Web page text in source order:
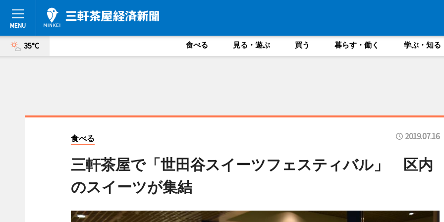
35°C 食べる 見る・遊ぶ 買う 暮らす・働く 学ぶ・知る
食べる 2019.07.16
三軒茶屋で「世田谷スイーツフェスティバル」 区内
のスイーツが集結